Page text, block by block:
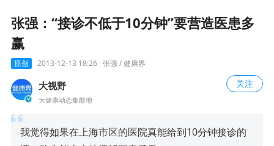
张强：“接诊不低于10分钟”要营造医患多
赢
原创 2013-12-13 18:26 张强 / 健康界
大视野
大健康动态集散地
关注
我觉得如果在上海市区的医院真能给到10分钟接诊的